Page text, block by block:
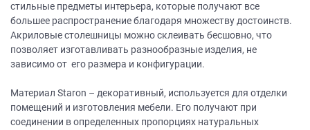
стильные предметы интерьера, которые получают все
большее распространение благодаря множеству достоинств.
Акриловые столешницы можно склеивать бесшовно, что
позволяет изготавливать разнообразные изделия, не
зависимо от его размера и конфигурации.
Материал Staron – декоративный, используется для отделки
помещений и изготовления мебели. Его получают при
соединении в определенных пропорциях натуральных